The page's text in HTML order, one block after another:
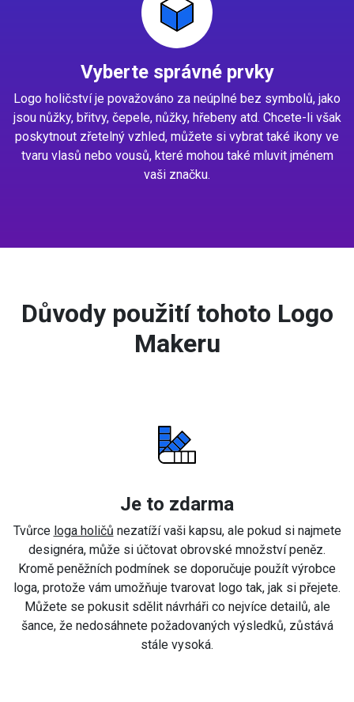
Vyberte správné prvky
Logo holičství je považováno za neúplné bez symbolů, jako
jsou nůžky, břitvy, čepele, nůžky, hřebeny atd. Chcete-li však
poskytnout zřetelný vzhled, můžete si vybrat také ikony ve
tvaru vlasů nebo vousů, které mohou také mluvit jménem
vaši značku.
Důvody použití tohoto Logo
Makeru
Je to zdarma
Tvůrce loga holičů nezatíží vaši kapsu, ale pokud si najmete
designéra, může si účtovat obrovské množství peněz.
Kromě peněžních podmínek se doporučuje použít výrobce
loga, protože vám umožňuje tvarovat logo tak, jak si přejete.
Můžete se pokusit sdělit návrháři co nejvíce detailů, ale
šance, že nedosáhnete požadovaných výsledků, zůstává
stále vysoká.